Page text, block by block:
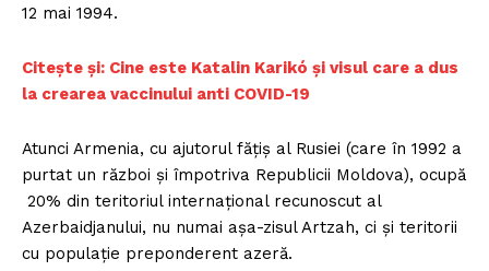
12 mai 1994.
Citește și: Cine este Katalin Karikó și visul care a dus
la crearea vaccinului anti COVID-19
Atunci Armenia, cu ajutorul fățiș al Rusiei (care în 1992 a
purtat un război și împotriva Republicii Moldova), ocupă
20% din teritoriul internațional recunoscut al
Azerbaidjanului, nu numai așa-zisul Artzah, ci și teritorii
cu populație preponderent azeră.